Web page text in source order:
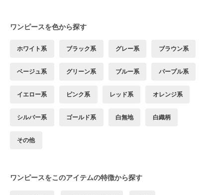
ワンピースを色から探す
ホワイト系 ブラック系 グレー系 ブラウン系
ベージュ系 グリーン系 ブルー系 パープル系
イエロー系 ピンク系 レッド系 オレンジ系
シルバー系 ゴールド系 白無地 白織柄
その他
ワンピースをこのアイテムの特徴から探す